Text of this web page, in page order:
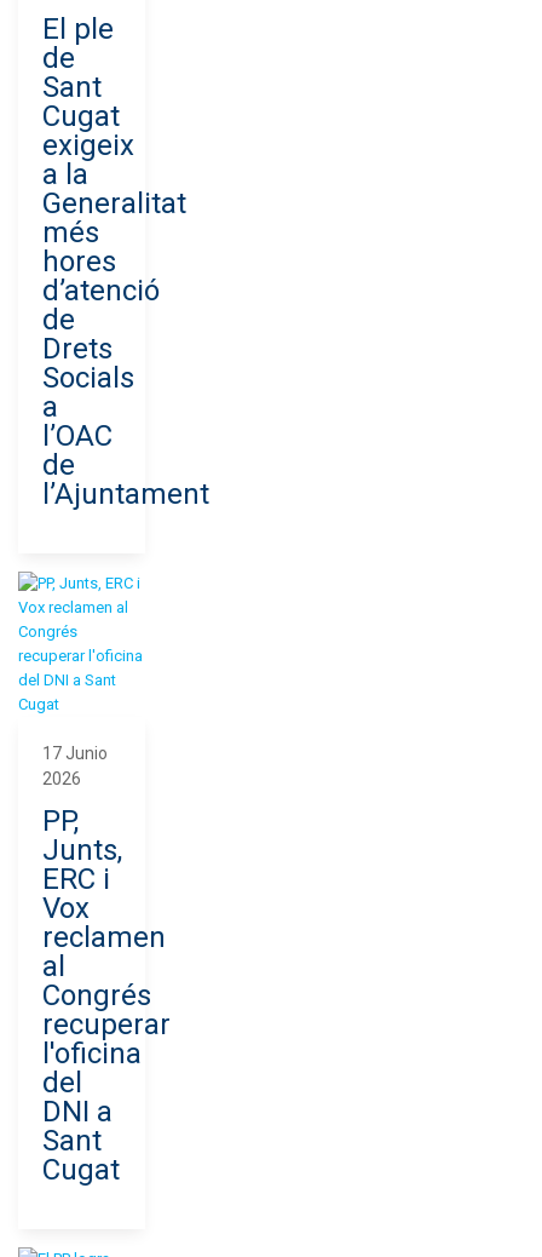
El ple
de
Sant
Cugat
exigeix
a la
Generalitat
més
hores
d’atenció
de
Drets
Socials
a
l’OAC
de
l’Ajuntament
17 Junio
2026
PP,
Junts,
ERC i
Vox
reclamen
al
Congrés
recuperar
l'oficina
del
DNI a
Sant
Cugat